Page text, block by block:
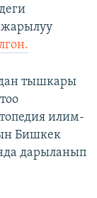
тышкары
илим-
Бишкек
дарыланып